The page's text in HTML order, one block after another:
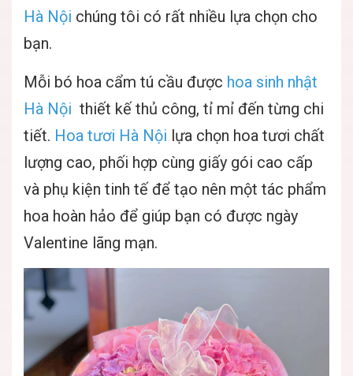
Hà Nội chúng tôi có rất nhiều lựa chọn cho
bạn.
Mỗi bó hoa cẩm tú cầu được hoa sinh nhật
Hà Nội thiết kế thủ công, tỉ mỉ đến từng chi
tiết. Hoa tươi Hà Nội lựa chọn hoa tươi chất
lượng cao, phối hợp cùng giấy gói cao cấp
và phụ kiện tinh tế để tạo nên một tác phẩm
hoa hoàn hảo để giúp bạn có được ngày
Valentine lãng mạn.